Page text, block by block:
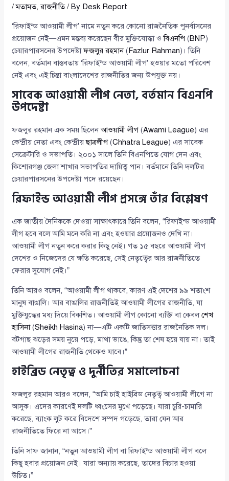
/মতামত,রাজনীতি/ By Desk Report
‘রিফাইন্ড আওয়ামী লীগ’ নামে নতুন করে কোনো রাজনৈতিক পুনর্বাসনের
প্রয়োজন নেই—এমন মন্তব্য করেছেন বীর মুক্তিযোদ্ধা ওবিএনপি (BNP)
চেয়ারপারসনের উপদেষ্টাফজলুর রহমান( Fazlur Rahman)। তিনি
বলেন, বর্তমান বাস্তবতায় ‘রিফাইন্ড আওয়ামী লীগ’ হওয়ার মতো পরিবেশ
নেই এবং এই চিন্তা বাংলাদেশের রাজনীতির জন্য উপযুক্ত নয়।
সাবেক আওয়ামী লীগ নেতা, বর্তমান বিএনপি
উপদেষ্টা
ফজলুর রহমান এক সময় ছিলেনআওয়ামী লীগ(Awami League) এর
কেন্দ্রীয় নেতা এবং কেন্দ্রীয়ছাত্রলীগ(Chhatra League) এর সাবেক
সেক্রেটারি ও সভাপতি। ২০০১ সালে তিনি বিএনপিতে যোগ দেন এবং
কিশোরগঞ্জ জেলা শাখার সভাপতির দায়িত্ব পান। বর্তমানে তিনি দলটির
চেয়ারপারসনের উপদেষ্টা পদে রয়েছেন।
রিফাইন্ড আওয়ামী লীগ প্রসঙ্গে তাঁর বিশ্লেষণ
এক জাতীয় দৈনিককে দেওয়া সাক্ষাৎকারে তিনি বলেন, “রিফাইন্ড আওয়ামী
লীগ হবে বলে আমি মনে করি না এবং হওয়ার প্রয়োজনও দেখি না।
আওয়ামী লীগ নতুন করে করার কিছু নেই। গত ১৫ বছরে আওয়ামী লীগ
দেশের ও নিজেদের যে ক্ষতি করেছে, সেই নেতৃত্বের আর রাজনীতিতে
ফেরার সুযোগ নেই।”
তিনি আরও বলেন, “আওয়ামী লীগ থাকবে, কারণ এই দেশের ৯৯ শতাংশ
মানুষ বাঙালি। আর বাঙালির রাজনীতিই আওয়ামী লীগের রাজনীতি, যা
মুক্তিযুদ্ধের মধ্য দিয়ে বিকশিত। আওয়ামী লীগ কোনো ব্যক্তি বা কেবলশেখ
হাসিনা(Sheikh Hasina) না—এটি একটি জাতিসত্তার রাজনৈতিক দল।
বটগাছ ঝড়ের সময় নুয়ে পড়ে, মাথা ভাঙে, কিন্তু তা শেষ হয়ে যায় না। তাই
আওয়ামী লীগের রাজনীতি থেকেও যাবে।”
হাইব্রিড নেতৃত্ব ও দুর্নীতির সমালোচনা
ফজলুর রহমান আরও বলেন, “আমি চাই হাইব্রিড নেতৃত্ব আওয়ামী লীগে না
আসুক। এদের কারণেই দলটি ধ্বংসের মুখে পড়েছে। যারা চুরি-চামারি
করেছে, ব্যাংক লুট করে বিদেশে সম্পদ গড়েছে, তারা যেন আর
রাজনীতিতে ফিরে না আসে।”
তিনি সাফ জানান, “নতুন আওয়ামী লীগ বা রিফাইন্ড আওয়ামী লীগ বলে
কিছু হবার প্রয়োজন নেই। যারা অন্যায় করেছে, তাদের বিচার হওয়া
উচিত।”